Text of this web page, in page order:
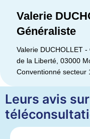
Valerie
Généraliste
Valerie DUCHOLLET
de la Liberté, 03000
Conventionné secteur
Leurs avis